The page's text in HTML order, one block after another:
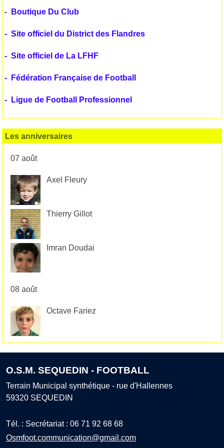
- Boutique Du Club
- Site officiel du District des Flandres
- Site officiel de La LFHF
- Fédération Française de Football
- Ligue de Football Professionnel
Les anniversaires
07 août
Axel Fleury
Thierry Gillot
Imran Doudai
08 août
Octave Fariez
O.S.M. SEQUEDIN - FOOTBALL
Terrain Municipal synthétique - rue d'Hallennes
59320 SEQUEDIN
Tél. : Secrétariat : 06 71 92 68 68
Osmfoot.communication@gmail.com